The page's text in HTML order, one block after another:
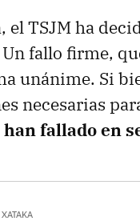
TSJM ha
fallo firme,
unánime. Si
necesarias
fallado en
XATAKA